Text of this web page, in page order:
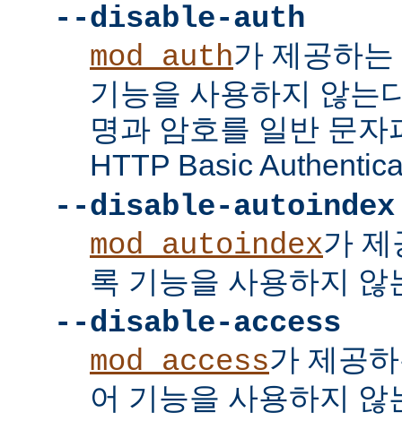
--disable-auth
mod_auth가 제공하
기능을 사용하지 않는
명과 암호를 일반 문자
HTTP Basic
--disable-autoindex
mod_autoindex가 제
록 기능을 사용하지 않
--disable-access
mod_access가 제공
어 기능을 사용하지 않